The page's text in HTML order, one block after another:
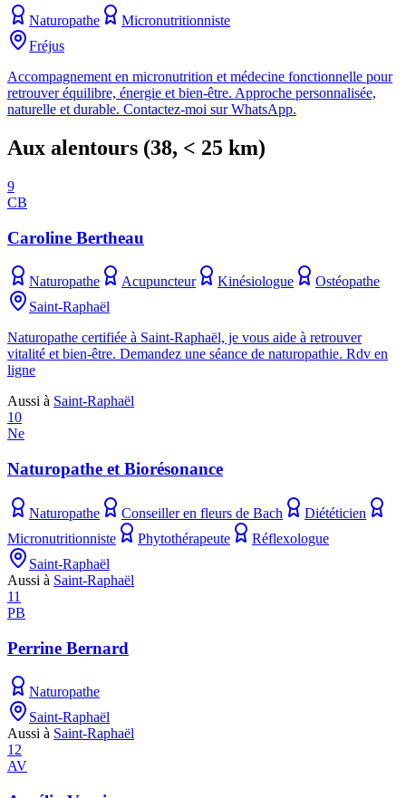
Naturopathe
Micronutritionniste
Fréjus
Accompagnement en micronutrition et médecine fonctionnelle pour
retrouver équilibre, énergie et bien-être. Approche personnalisée,
naturelle et durable. Contactez-moi sur WhatsApp.
Aux alentours (38, < 25 km)
9
CB
Caroline Bertheau
Naturopathe Acupuncteur Kinésiologue
Ostéopathe
Saint-Raphaël
Naturopathe certifiée à Saint-Raphaël, je vous aide à retrouver
vitalité et bien-être. Demandez une séance de naturopathie. Rdv en
ligne
Aussi à Saint-Raphaël
10
Ne
Naturopathe et Biorésonance
Naturopathe Conseiller en fleurs de Bach
Diététicien
Micronutritionniste
Phytothérapeute
Réflexologue
Saint-Raphaël
Aussi à Saint-Raphaël
11
PB
Perrine Bernard
Naturopathe
Saint-Raphaël
Aussi à Saint-Raphaël
12
AV